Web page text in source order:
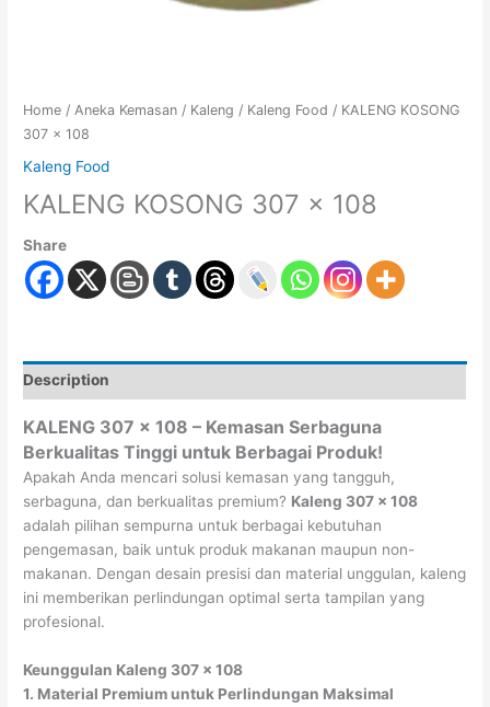
Home / Aneka Kemasan / Kaleng / Kaleng Food / KALENG KOSONG
307 x 108
Kaleng Food
KALENG KOSONG 307 x 108
Share
Description
KALENG 307 x 108 – Kemasan Serbaguna
Berkualitas Tinggi untuk Berbagai Produk!
Apakah Anda mencari solusi kemasan yang tangguh,
serbaguna, dan berkualitas premium? Kaleng 307 x 108
adalah pilihan sempurna untuk berbagai kebutuhan
pengemasan, baik untuk produk makanan maupun non-
makanan. Dengan desain presisi dan material unggulan, kaleng
ini memberikan perlindungan optimal serta tampilan yang
profesional.
Keunggulan Kaleng 307 x 108
1. Material Premium untuk Perlindungan Maksimal